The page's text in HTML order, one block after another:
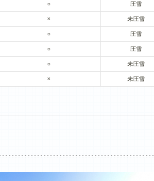
○ 圧雪
× 未圧雪
○ 圧雪
○ 圧雪
○ 未圧雪
× 未圧雪